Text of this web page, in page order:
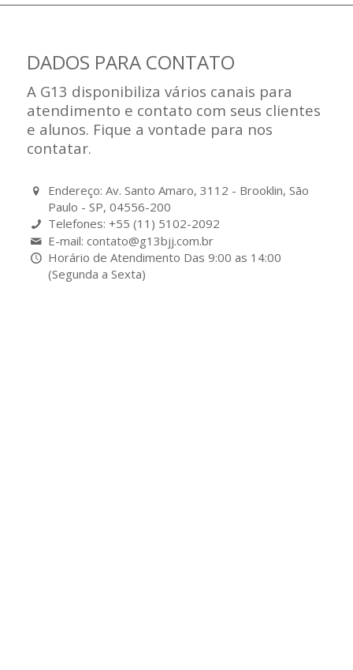
DADOS PARA CONTATO
A G13 disponibiliza vários canais para
atendimento e contato com seus clientes
e alunos. Fique a vontade para nos
contatar.
Endereço: Av. Santo Amaro, 3112 - Brooklin, São
Paulo - SP, 04556-200
Telefones: +55 (11) 5102-2092
E-mail: contato@g13bjj.com.br
Horário de Atendimento Das 9:00 as 14:00
(Segunda a Sexta)